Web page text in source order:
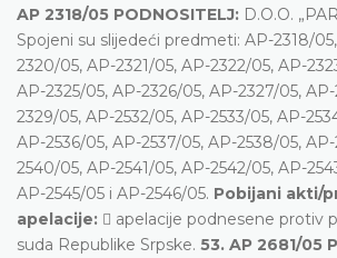
AP 2318/05 PODNOSITELJ: D.O.O.
Spojeni su slijedeći predmeti: AP-2318/
2320/05, AP-2321/05, AP-2322/05, AP-
AP-2325/05, AP-2326/05, AP-2327/05,
2329/05, AP-2532/05, AP-2533/05, AP-
AP-2536/05, AP-2537/05, AP-2538/05,
2540/05, AP-2541/05, AP-2542/05, AP-
AP-2545/05 i AP-2546/05. Pobijani akti/
apelacije:  apelacije podnesene protiv
suda Republike Srpske. 53. AP 2681/05